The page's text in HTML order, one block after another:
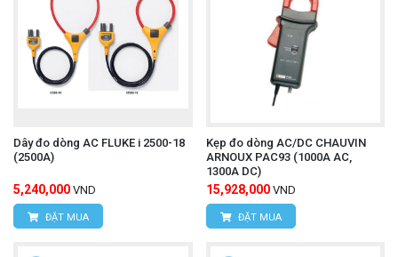
Dây đo dòng AC FLUKE i 2500-18
(2500A)
5,240,000 VND
ĐẶT MUA
Kẹp đo dòng AC/DC CHAUVIN
ARNOUX PAC93 (1000A AC,
1300A DC)
15,928,000 VND
ĐẶT MUA